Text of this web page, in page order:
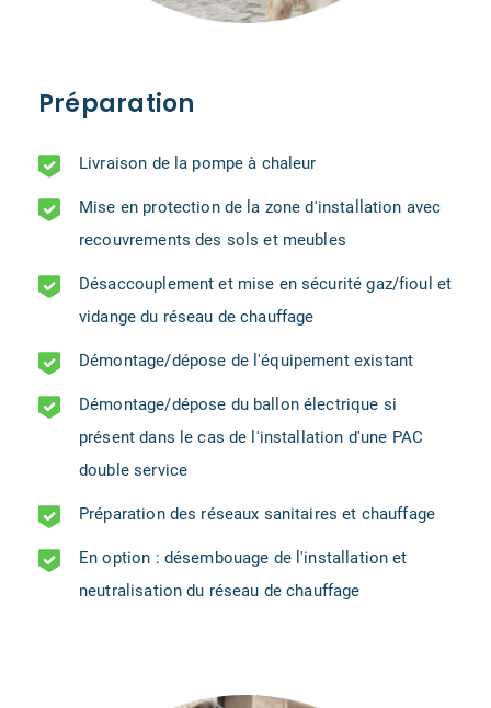
Préparation
Livraison de la pompe à chaleur
Mise en protection de la zone d'installation avec
recouvrements des sols et meubles
Désaccouplement et mise en sécurité gaz/fioul et
vidange du réseau de chauffage
Démontage/dépose de l'équipement existant
Démontage/dépose du ballon électrique si
présent dans le cas de l'installation d'une PAC
double service
Préparation des réseaux sanitaires et chauffage
En option : désembouage de l'installation et
neutralisation du réseau de chauffage